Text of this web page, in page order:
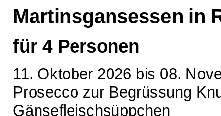
Martinsgansessen in
für 4 Personen
11. Oktober 2026 bis 08.
Prosecco zur Begrüssung
Gänsefleischsüppchen